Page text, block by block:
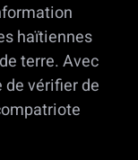
haïtiennes
terre. Avec
de vérifier de